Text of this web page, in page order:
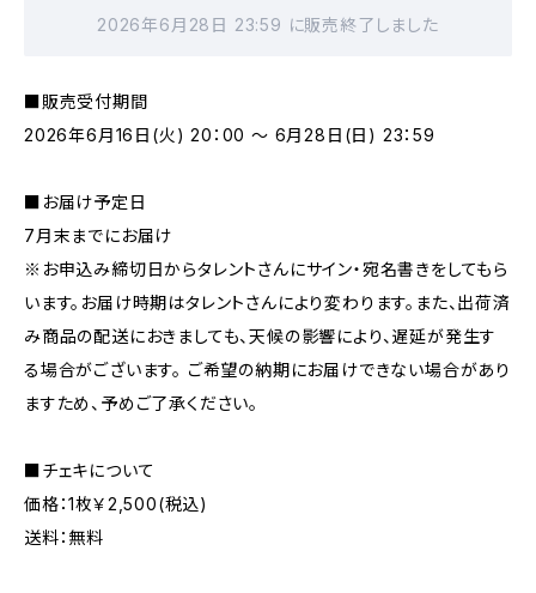
2026年6月28日 23:59 に販売終了しました
■販売受付期間
2026年6月16日(火) 20：00 ～ 6月28日(日) 23：59
■お届け予定日
7月末までにお届け
※お申込み締切日からタレントさんにサイン・宛名書きをしてもら
います。お届け時期はタレントさんにより変わります。また、出荷済
み商品の配送におきましても、天候の影響により、遅延が発生す
る場合がございます。 ご希望の納期にお届けできない場合があり
ますため、予めご了承ください。
■チェキについて
価格：1枚￥2,500(税込)
送料：無料